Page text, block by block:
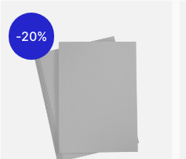
20%